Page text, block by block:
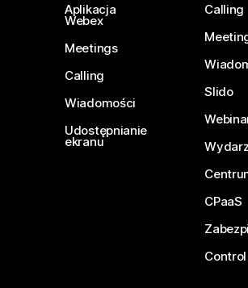
Aplikacja
Webex
Meetings
Calling
Wiadomości
Udostępnianie
ekranu
Calling
Slido
CPaaS